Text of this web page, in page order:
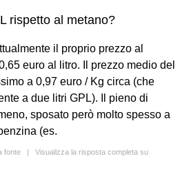
rispetto al metano?
il proprio prezzo al
euro al litro. Il prezzo medio del
a 0,97 euro / Kg circa (che
a due litri GPL). Il pieno di
sposato però molto spesso a
(es.
fonte | Visualizza la risposta completa su